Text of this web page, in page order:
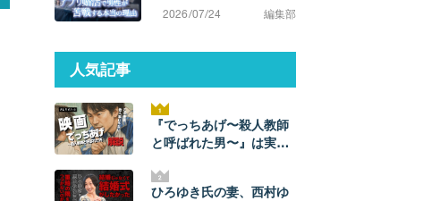
原因は「努力不足」で
2026/07/24 編集部
人気記事
『でっちあげ〜殺人教師
と呼ばれた男〜』は実
タ事件の全貌とあらすじ
ひろゆき氏の妻、西村ゆ